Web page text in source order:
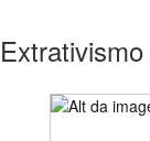
Extrativismo